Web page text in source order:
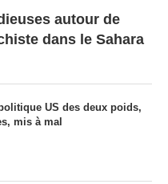
autour de
dans le Sahara
US des deux poids,
mis à mal